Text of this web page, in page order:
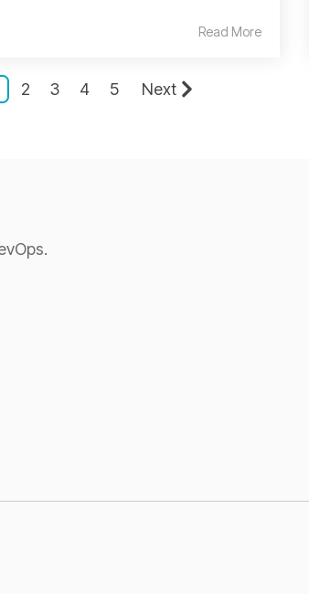
Read More
2 3 4 5 Next